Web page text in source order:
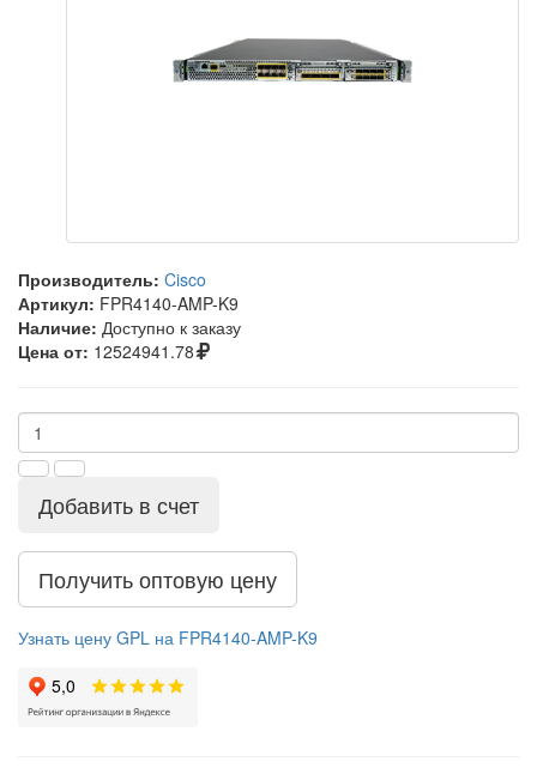
Производитель: Cisco
Артикул: FPR4140-AMP-K9
Наличие: Доступно к заказу
Цена от: 12524941.78
Добавить в счет
Получить оптовую цену
Узнать цену GPL на FPR4140-AMP-K9